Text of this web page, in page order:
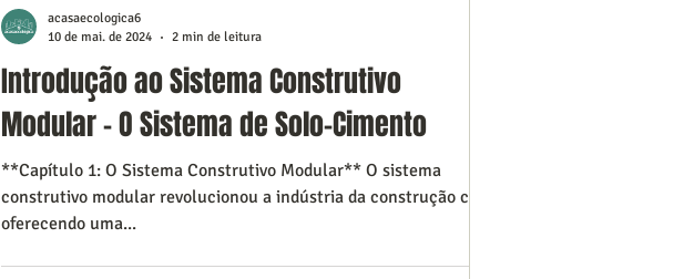
Introdução ao Sistema Construtivo
Modular - O Sistema de Solo-Cimento
**Capítulo 1: O Sistema Construtivo Modular** O sistema
construtivo modular revolucionou a indústria da construção civil,
oferecendo uma...
acasaecologica6
10 de mai. de 2024
2 min de leitura